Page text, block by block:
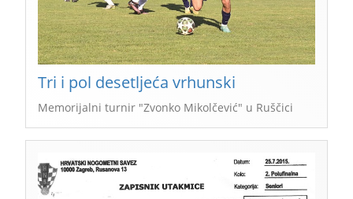
Tri i pol desetljeća vrhunski
Memorijalni turnir "Zvonko Mikolčević" u Ruščici